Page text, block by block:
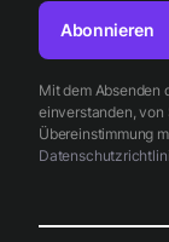
Mit dem Absenden
einverstanden,
Übereinstimmung
Abonnieren